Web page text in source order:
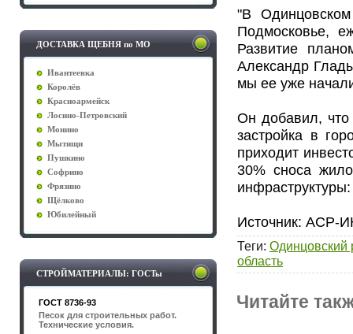
ДОСТАВКА ЩЕБНЯ по МО
Ивантеевка
Королёв
Красноармейск
Лосино-Петровский
Монино
Мытищи
Пушкино
Софрино
Фрязино
Щёлково
Юбилейный
СТРОЙМАТЕРИАЛЫ: ГОСТы
ГОСТ 8736-93
Песок для строительных работ.
Технические условия.
"В
Подмосковье,
Развитие
Александр
мы ее уже
Он добавил, что
застройка в
приходит
30% сноса
Источник: АСР-
Теги: Одинцовский
область
Читайте